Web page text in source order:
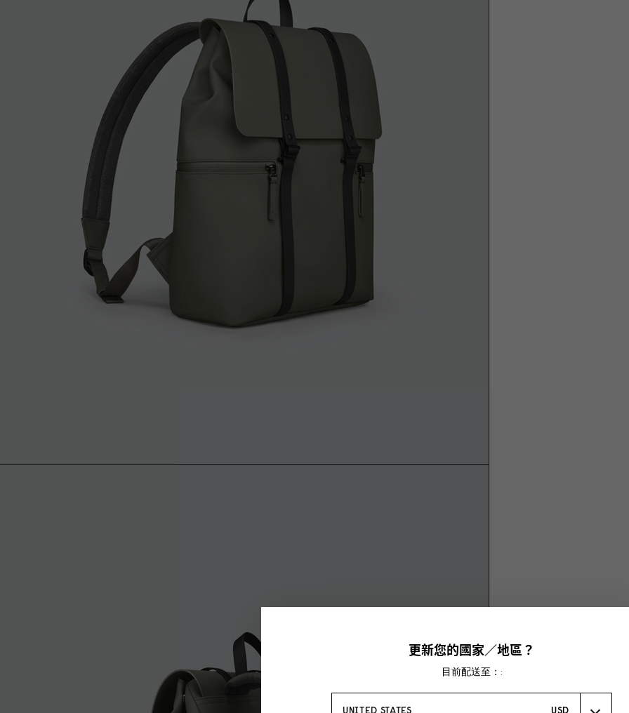
更新您的國家／地區？
目前配送至：:
UNITED STATES USD